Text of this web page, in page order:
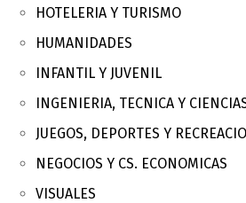
HOTELERIA Y TURISMO
HUMANIDADES
INFANTIL Y JUVENIL
INGENIERIA, TECNICA Y
JUEGOS, DEPORTES Y
NEGOCIOS Y CS. ECONOMICAS
VISUALES